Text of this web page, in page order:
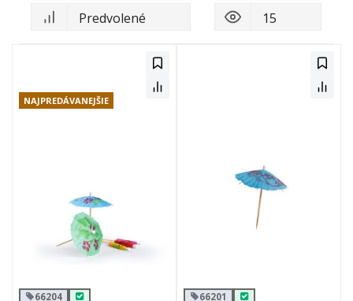
NAJPREDÁVANEJŠIE
66204 66201